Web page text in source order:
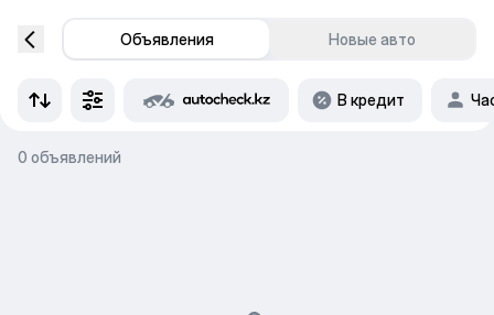
Объявления Новые авто
В кредит
0 объявлений